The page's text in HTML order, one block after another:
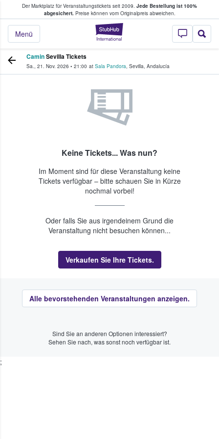
Der Marktplatz für Veranstaltungstickets seit 2009. Jede Bestellung ist 100%
abgesichert.Preise können vom Originalpreis abweichen.
StubHub - Wo
Menü
Tickets kaufen & verkaufen
CaminSevilla Tickets
Sa., 21. Nov. 2026 • 21:00 at Sala Pandora, Sevilla, Andalucía
Keine Tickets... Was nun?
Im Moment sind für diese Veranstaltung keine
Tickets verfügbar – bitte schauen Sie in Kürze
nochmal vorbei!
Oder falls Sie aus irgendeinem Grund die
Veranstaltung nicht besuchen können...
Verkaufen Sie Ihre Tickets.
Alle bevorstehenden Veranstaltungen anzeigen.
Sind Sie an anderen Optionen interessiert?
Sehen Sie nach, was sonst noch verfügbar ist.
;